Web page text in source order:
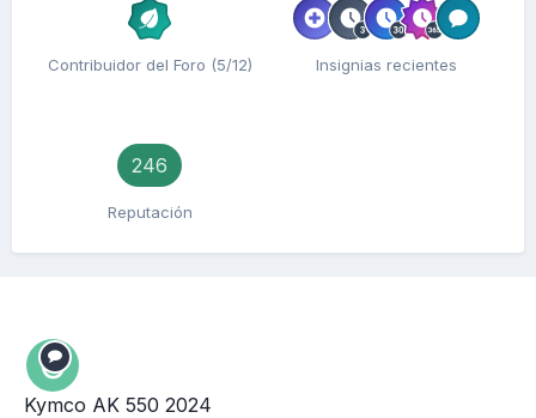
Contribuidor del Foro (5/12) Insignias recientes
246
Reputación
Kymco AK 550 2024